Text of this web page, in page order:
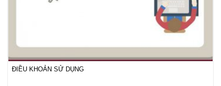
ĐIỀU KHOẢN SỬ DỤNG